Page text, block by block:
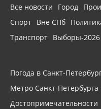
Все новости Город
Спорт Вне СПб
Транспорт Выборы-2026
Погода в Санкт-
Метро Санкт-Петербурга
Достопримечательности